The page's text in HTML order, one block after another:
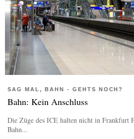
SAG MAL, BAHN - GEHTS NOCH?
Bahn: Kein Anschluss
Die Züge des ICE halten nicht in Frankfurt
Bahn...